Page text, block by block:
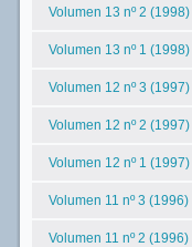
Volumen 13 nº 2 (1998)
Volumen 13 nº 1 (1998)
Volumen 12 nº 3 (1997)
Volumen 12 nº 2 (1997)
Volumen 12 nº 1 (1997)
Volumen 11 nº 3 (1996)
Volumen 11 nº 2 (1996)